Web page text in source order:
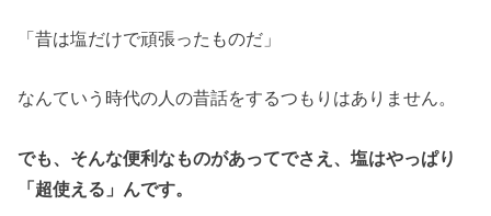
「昔は塩だけで頑張ったものだ」
なんていう時代の人の昔話をするつもりはありません。
でも、そんな便利なものがあってでさえ、塩はやっぱり
「超使える」んです。